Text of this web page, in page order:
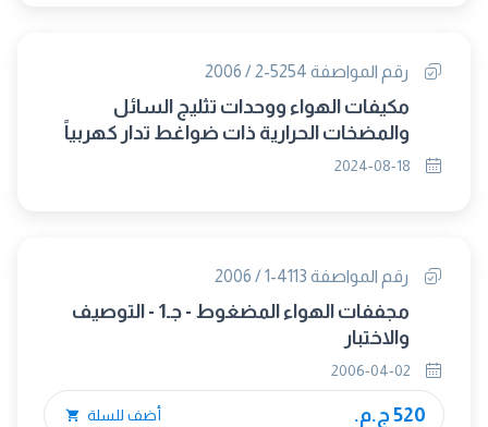
رقم المواصفة 5254-2 / 2006
مكيفات الهواء ووحدات تثليج السائل
والمضخات الحرارية ذات ضواغط تدار كهربياً
رقم المواصفة 4113-1 / 2006
مجففات الهواء المضغوط - جـ1 - التوصيف
والاختبار
520 ج.م. أضف للسلة